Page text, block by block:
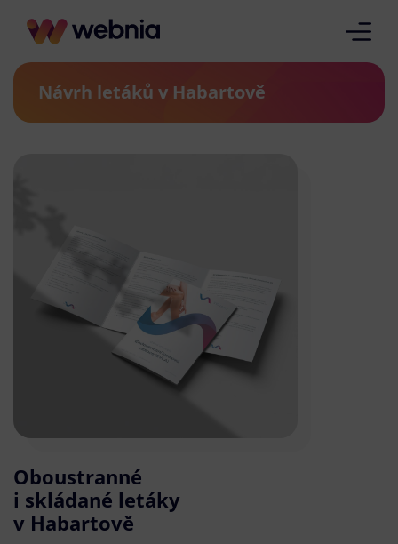
Návrh letáků v Habartově
Oboustranné
i skládané letáky
v Habartově